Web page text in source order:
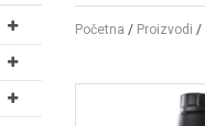
Početna / Proizvodi /